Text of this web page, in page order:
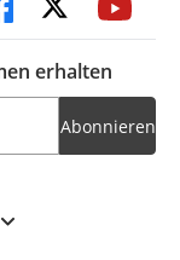
erhalten